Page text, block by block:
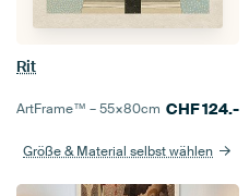
Rit
ArtFrame™ –55×80cm CHF124.-
Größe & Material selbst wählen